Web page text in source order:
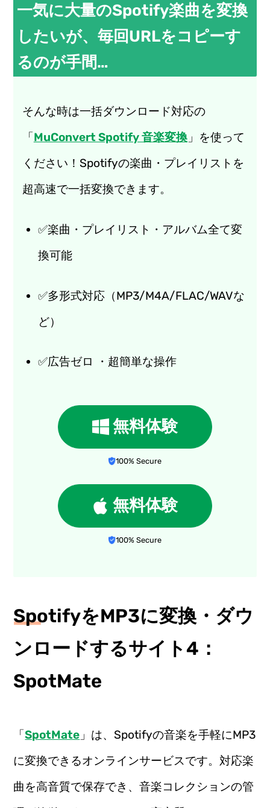
一気に大量のSpotify楽曲を変換
したいが、毎回URLをコピーす
るのが手間…
そんな時は一括ダウンロード対応の
「MuConvert Spotify 音楽変換」を使って
ください！Spotifyの楽曲・プレイリストを
超高速で一括変換できます。
✅楽曲・プレイリスト・アルバム全て変
換可能
✅多形式対応（MP3/M4A/FLAC/WAVな
ど）
✅広告ゼロ ・超簡単な操作
無料体験
100% Secure
無料体験
100% Secure
SpotifyをMP3に変換・ダウ
ンロードするサイト4：
SpotMate
「SpotMate 」は、Spotifyの音楽を手軽にMP3
に変換できるオンラインサービスです。対応楽
曲を高音質で保存でき、音楽コレクションの管